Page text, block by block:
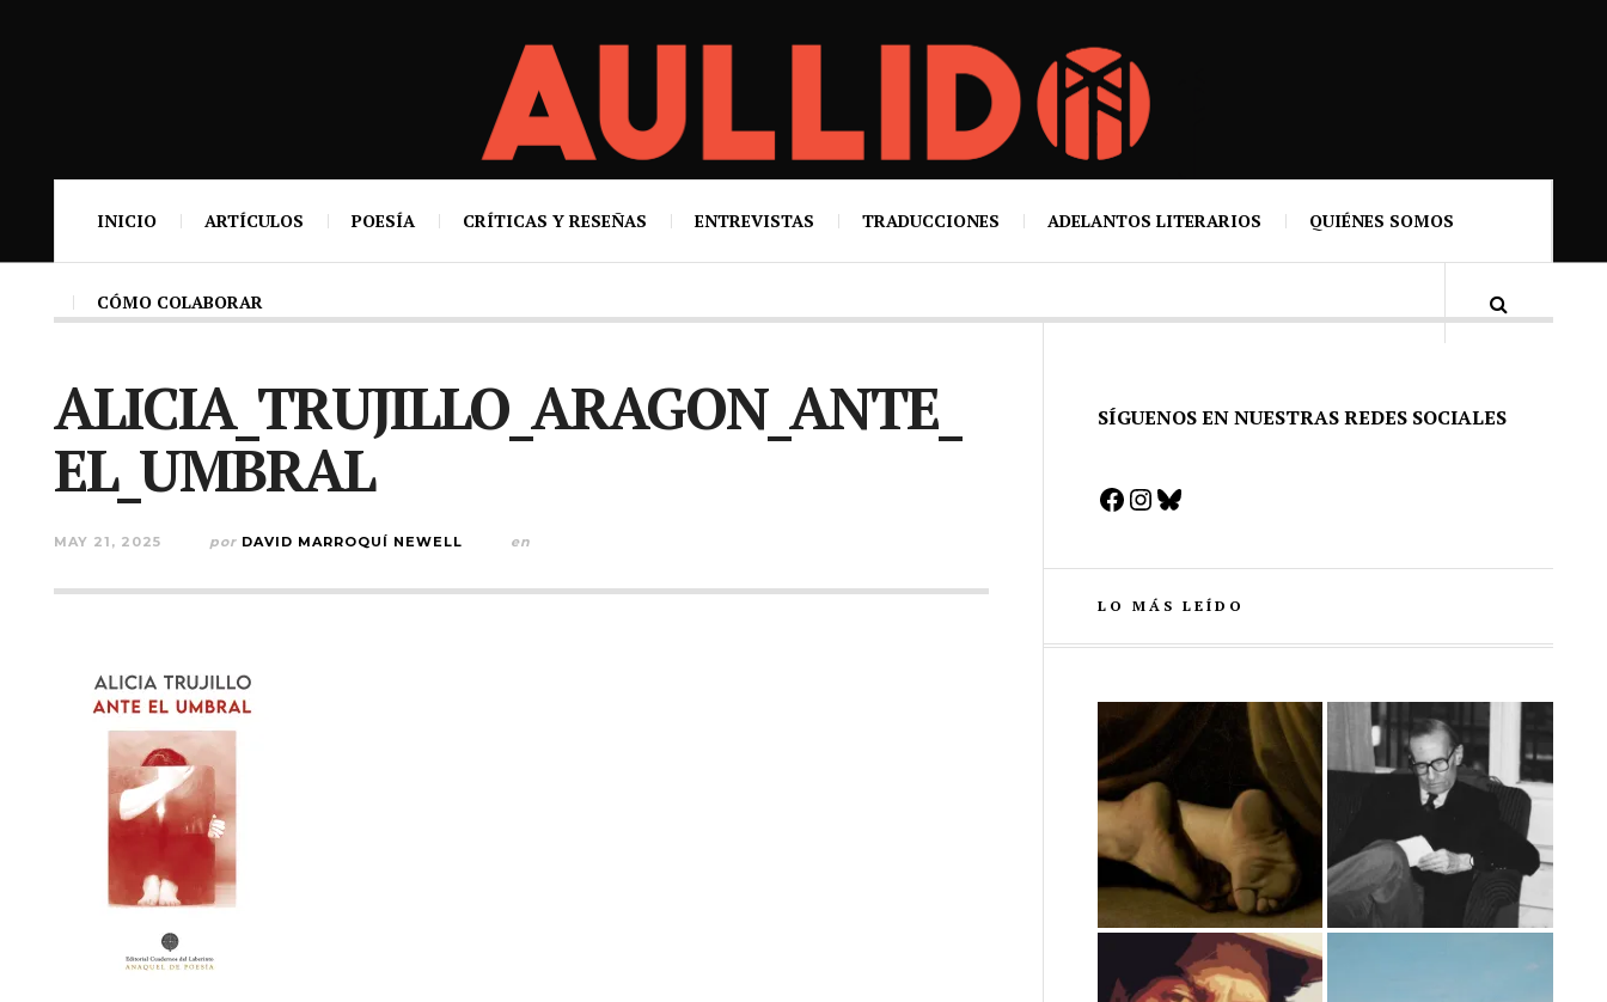
INICIO ARTÍCULOS POESÍA CRÍTICAS Y RESEÑAS ENTREVISTAS TRADUCCIONES ADELANTOS LITERARIOS QUIÉNES SOMOS
CÓMO COLABORAR
ALICIA_TRUJILLO_ARAGON_ANTE_
EL_UMBRAL
MAY 21, 2025 por DAVID MARROQUÍ NEWELL en
SÍGUENOS EN NUESTRAS REDES SOCIALES
Facebook
Instagram
Bluesky
LO MÁS LEÍDO